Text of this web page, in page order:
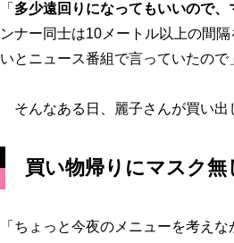
「 多少遠回りになってもいいので
ンナー同士は10メートル以上の間
いとニュース番組で言っていたので
そんなある日、麗子さんが買い出
買い物帰りにマスク
「ちょっと今夜のメニューを考え